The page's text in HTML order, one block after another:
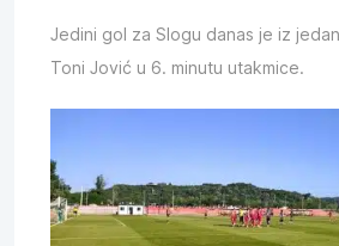
Jedini gol za Slogu danas je iz
Toni Jović u 6. minutu utakmice.